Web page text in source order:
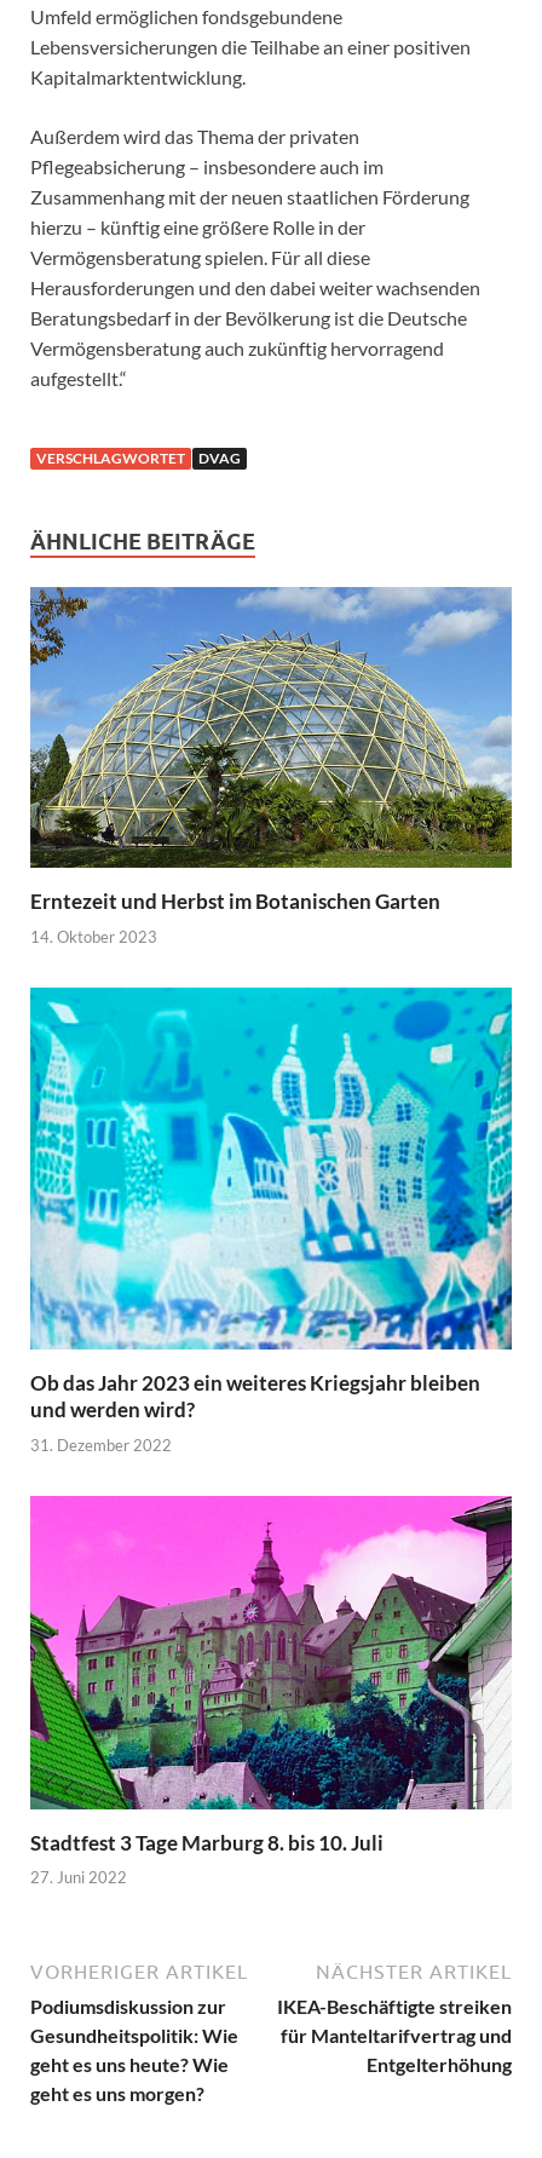
Umfeld ermöglichen fondsgebundene
Lebensversicherungen die Teilhabe an einer positiven
Kapitalmarktentwicklung.
Außerdem wird das Thema der privaten
Pflegeabsicherung – insbesondere auch im
Zusammenhang mit der neuen staatlichen Förderung
hierzu – künftig eine größere Rolle in der
Vermögensberatung spielen. Für all diese
Herausforderungen und den dabei weiter wachsenden
Beratungsbedarf in der Bevölkerung ist die Deutsche
Vermögensberatung auch zukünftig hervorragend
aufgestellt.“
VERSCHLAGWORTET DVAG
ÄHNLICHE BEITRÄGE
Erntezeit und Herbst im Botanischen Garten
14. Oktober 2023
Ob das Jahr 2023 ein weiteres Kriegsjahr bleiben
und werden wird?
31. Dezember 2022
Stadtfest 3 Tage Marburg 8. bis 10. Juli
27. Juni 2022
VORHERIGER ARTIKEL
Podiumsdiskussion zur
Gesundheitspolitik: Wie
geht es uns heute? Wie
geht es uns morgen?
NÄCHSTER ARTIKEL
IKEA-Beschäftigte streiken
für Manteltarifvertrag und
Entgelterhöhung